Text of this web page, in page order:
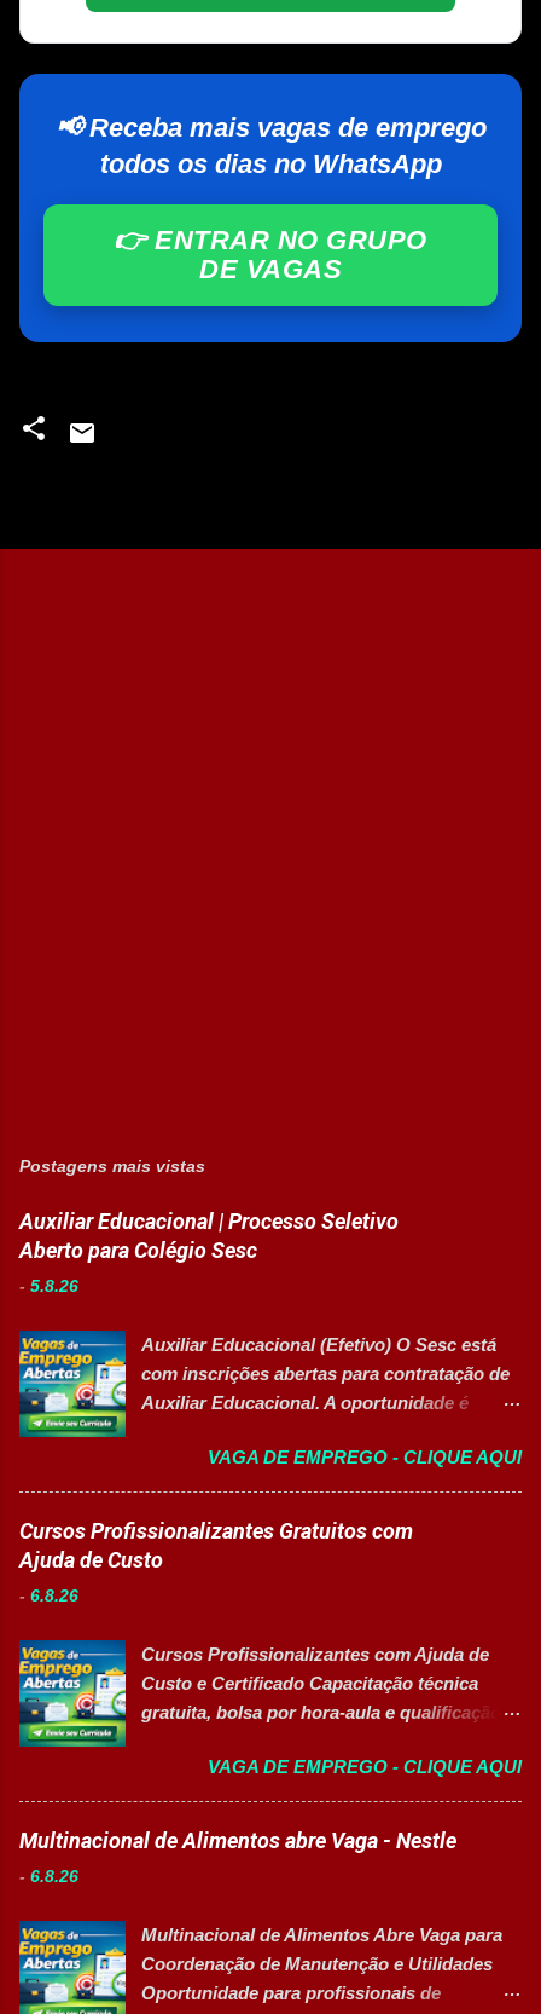
📢 Receba mais vagas de emprego
todos os dias no WhatsApp
👉 ENTRAR NO GRUPO
DE VAGAS
Postagens mais vistas
Auxiliar Educacional | Processo Seletivo
Aberto para Colégio Sesc
- 5.8.26
Auxiliar Educacional (Efetivo) O Sesc está
com inscrições abertas para contratação de
Auxiliar Educacional. A oportunidade é
nas áreas da educação que desejam atuar
em ambiente escolar, apoiando professores
e estudantes. 👉 CANDIDATAR-SE AGORA
Resumo da vaga Cargo: Auxiliar
agosto de 2026 Vaga inclusiva para Pessoas
com Deficiência (PcD). Principais atividades
Apoiar professores durante atividades
projetos educacionais. Dar suporte em
atividades recreativas e lúdicas.
Disponibilizar materiais utilizados nas
ambiente escolar organizado e seguro.
Acompanhar contratos quando designado
pela liderança. Apoiar diversas ações
VAGA DE EMPREGO - CLIQUE AQUI
Cursos Profissionalizantes Gratuitos com
Ajuda de Custo
- 6.8.26
Cursos Profissionalizantes com Ajuda de
Custo e Certificado Capacitação técnica
gratuita, bolsa por hora-aula e qualificação
MINHA VAGA Sobre o Programa de
Qualificação Estão abertas as inscrições
para programas de formação
profissionalizante voltados para o
Além do aprendizado prático e da
certificação reconhecida, os participantes
contam com uma ajuda de custo calculada
VAGA DE EMPREGO - CLIQUE AQUI
Multinacional de Alimentos abre Vaga - Nestle
- 6.8.26
Multinacional de Alimentos Abre Vaga para
Coordenação de Manutenção e Utilidades
Oportunidade para profissionais de